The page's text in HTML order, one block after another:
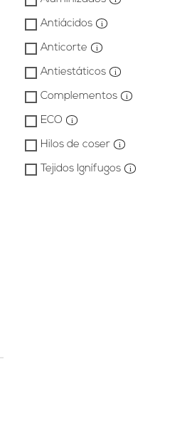
Antiácidos
Anticorte
Antiestáticos
Complementos
ECO
Hilos de coser
Tejidos Ignífugos